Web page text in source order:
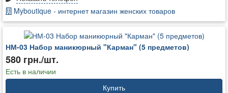
Myboutique - интернет магазин женских товаров
НМ-03 Набор маникюрный "Карман" (5 предметов)
580 грн./шт.
Есть в наличии
Купить